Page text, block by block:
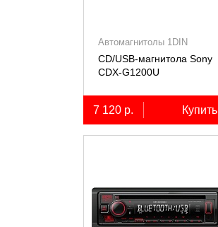
Автомагнитолы 1DIN
CD/USB-магнитола Sony
СDX-G1200U
7 120 р. Купить